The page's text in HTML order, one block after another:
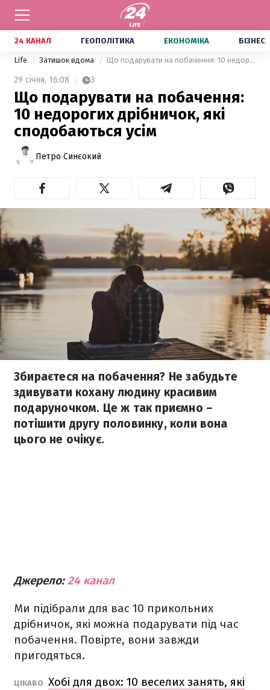
24 КАНАЛ ГЕОПОЛІТИКА ЕКОНОМІКА БІЗНЕС
Life Затишок вдома Що подарувати на побачення: 10 недорогих дрібничок, які сподобаються усім
29 січня, 16:08 3
Що подарувати на побачення:
10 недорогих дрібничок, які
сподобаються усім
Петро Синєокий
Збираєтеся на побачення? Не забудьте
здивувати кохану людину красивим
подаруночком. Це ж так приємно –
потішити другу половинку, коли вона
цього не очікує.
Джерело:24 канал
Ми підібрали для вас 10 прикольних
дрібничок, які можна подарувати під час
побачення. Повірте, вони завжди
пригодяться.
ЦІКАВО Хобі для двох: 10 веселих занять, які